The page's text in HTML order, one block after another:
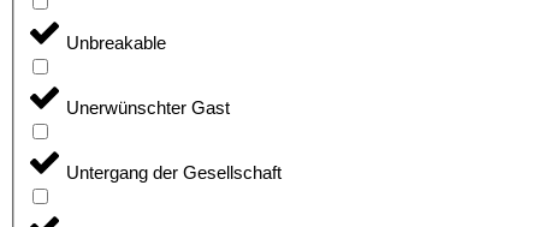
Unbreakable
Unerwünschter Gast
Untergang der Gesellschaft